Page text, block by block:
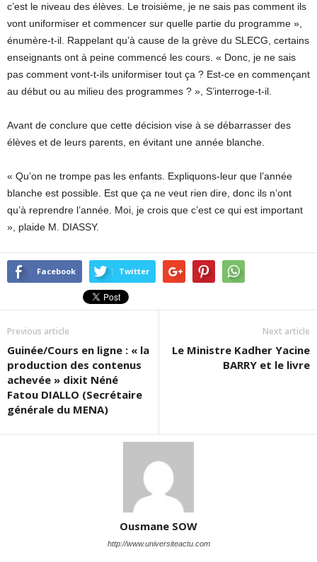
c’est le niveau des élèves. Le troisième, je ne sais pas comment ils
vont uniformiser et commencer sur quelle partie du programme »,
énumère-t-il. Rappelant qu’à cause de la grève du SLECG, certains
enseignants ont à peine commencé les cours. « Donc, je ne sais
pas comment vont-t-ils uniformiser tout ça ? Est-ce en commençant
au début ou au milieu des programmes ? », S’interroge-t-il.
Avant de conclure que cette décision vise à se débarrasser des
élèves et de leurs parents, en évitant une année blanche.
« Qu’on ne trompe pas les enfants. Expliquons-leur que l’année
blanche est possible. Est que ça ne veut rien dire, donc ils n’ont
qu’à reprendre l’année. Moi, je crois que c’est ce qui est important
», plaide M. DIASSY.
Facebook Twitter
Previous article
Guinée/Cours en ligne : « la
production des contenus
achevée » dixit Néné
Fatou DIALLO (Secrétaire
générale du MENA)
Next article
Le Ministre Kadher Yacine
BARRY et le livre
Ousmane SOW
http://www.universiteactu.com